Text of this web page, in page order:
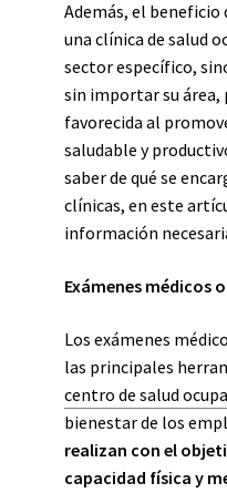
Además, el beneficio
una clínica de salud
sector específico,
sin importar su área,
favorecida al
saludable y
saber de qué se
clínicas, en este
información
Exámenes médicos
Los exámenes
las principales
centro de salud
bienestar de los
realizan con el
capacidad física y